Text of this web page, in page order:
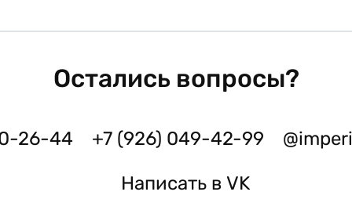
Остались вопросы?
26-44 +7 (926) 049-42-99
Написать в VK